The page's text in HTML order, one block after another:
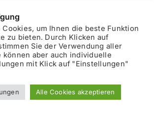
Blockhausheuriger Datenschutzerklärung
Impressum
Facebook
um Ihnen die beste Funktion
zu bieten. Durch Klicken auf
Sie der Verwendung aller
können aber auch individuelle
mit Klick auf "Einstellungen"
Alle Cookies akzeptieren